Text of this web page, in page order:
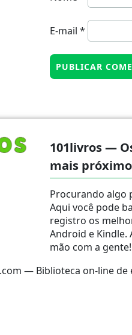
E-mail *
101livros —
mais
Procurando algo
Aqui você pode
registro os
Android e Kindle.
mão com a gente!
— Biblioteca on-line de